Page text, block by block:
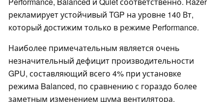
рекламирует устойчивый TGP на уровне 140 Вт,
который достижим только в режиме Performance.
Наиболее примечательным является очень
незначительный дефицит производительности
GPU, составляющий всего 4% при установке
режима Balanced, по сравнению с гораздо более
заметным изменением шума вентилятора.